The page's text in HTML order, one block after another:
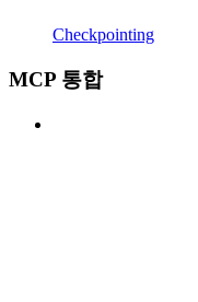
Checkpointing
MCP 통합